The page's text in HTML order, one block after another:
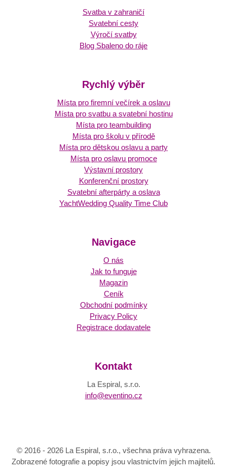
Svatba v zahraničí
Svatební cesty
Výročí svatby
Blog Sbaleno do ráje
Rychlý výběr
Místa pro firemní večírek a oslavu
Místa pro svatbu a svatební hostinu
Místa pro teambuilding
Místa pro školu v přírodě
Místa pro dětskou oslavu a party
Místa pro oslavu promoce
Výstavní prostory
Konferenční prostory
Svatební afterpárty a oslava
YachtWedding Quality Time Club
Navigace
O nás
Jak to funguje
Magazin
Ceník
Obchodní podmínky
Privacy Policy
Registrace dodavatele
Kontakt
La Espiral, s.r.o.
info@eventino.cz
© 2016 - 2026 La Espiral, s.r.o., všechna práva vyhrazena.
Zobrazené fotografie a popisy jsou vlastnictvím jejich majitelů.